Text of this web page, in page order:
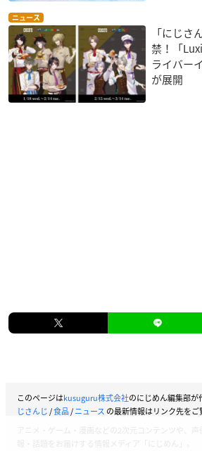
ニュース
「にじ
禁！「
ライバー
が展開
このページはkusuguru株式会社のにじめん編集部
じさんじ/食品/ニュース の最新情報はリンク先をご
アニメ・ゲーム・漫画などの2次元コンテンツや、声
報・話題をお届けする情報メディア「にじめん」。